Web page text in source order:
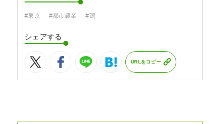
#東京 #都市農業 #鶏
シェアする
URLをコピー